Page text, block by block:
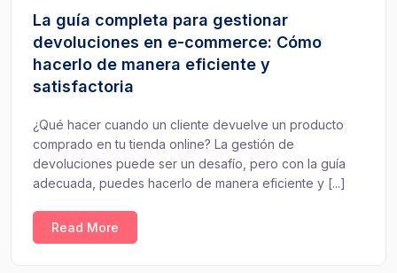
La guía completa para gestionar
devoluciones en e-commerce: Cómo
hacerlo de manera eficiente y
satisfactoria
¿Qué hacer cuando un cliente devuelve un producto
comprado en tu tienda online? La gestión de
devoluciones puede ser un desafío, pero con la guía
adecuada, puedes hacerlo de manera eficiente y [...]
Read More